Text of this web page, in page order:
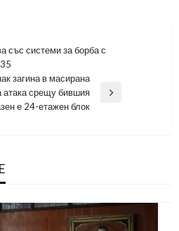
със системи за борба с
загина в масирана
атака срещу бившия
е 24-етажен блок